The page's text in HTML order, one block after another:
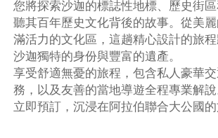
您將探索沙迦的標誌性地標、歷史街
聽其百年歷史文化背後的故事。從美
滿活力的文化區，這趟精心設計的旅
沙迦獨特的身份與豐富的遺產。
享受舒適無憂的旅程，包含私人豪華
務，以及友善的當地導遊全程專業解說
立即預訂，沉浸在阿拉伯聯合大公國的